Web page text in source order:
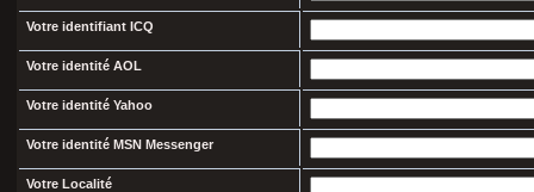
Votre identifiant ICQ
Votre identité AOL
Votre identité Yahoo
Votre identité MSN Messenger
Votre Localité